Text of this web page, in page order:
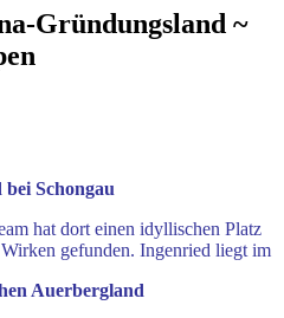
Gründungsland ~
Schongau
hat dort einen idyllischen Platz
gefunden. Ingenried liegt im
Auerbergland